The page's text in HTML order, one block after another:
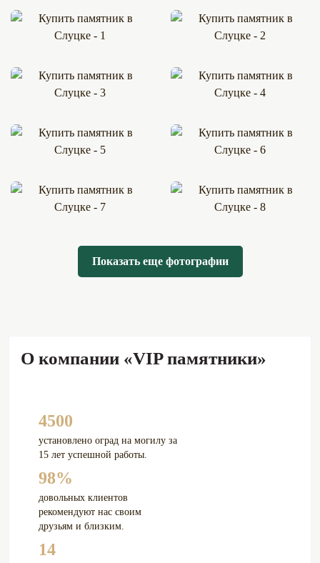
Показать еще фотографии
О компании «VIP памятники»
4500
установлено оград на могилу за
15 лет успешной работы.
98%
довольных клиентов
рекомендуют нас своим
друзьям и близким.
14